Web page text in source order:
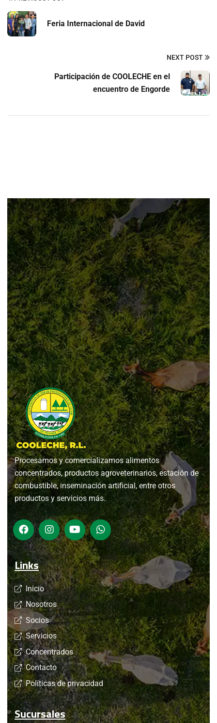
Feria Internacional de David
NEXT POST
Participación de COOLECHE en el
encuentro de Engorde
Procesamos y comercializamos alimentos
concentrados, productos agroveterinarios, estación de
combustible, inseminación artificial, entre otros
productos y servicios más.
Links
Inicio
Nosotros
Socios
Servicios
Concentrados
Contacto
Políticas de privacidad
Sucursales
Contactar